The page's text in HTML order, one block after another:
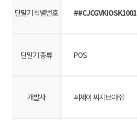
단말기 식별번호 ##CJCGVKIOSK1001
단말기 종류 POS
개발사 씨제이 씨지브이㈜